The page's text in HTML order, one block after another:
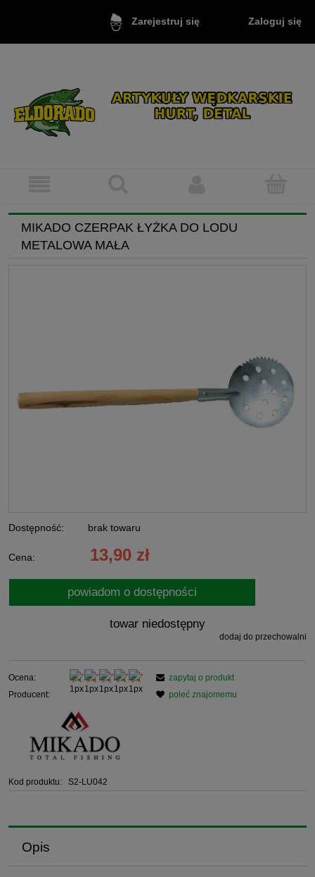
Zarejestruj się Zaloguj się
MIKADO CZERPAK ŁYŻKA DO LODU
METALOWA MAŁA
Dostępność: brak towaru
Cena: 13,90 zł
powiadom o dostępności
towar niedostępny
dodaj do przechowalni
Ocena:
Producent:
Kod produktu: S2-LU042
zapytaj o produkt
poleć znajomemu
Opis